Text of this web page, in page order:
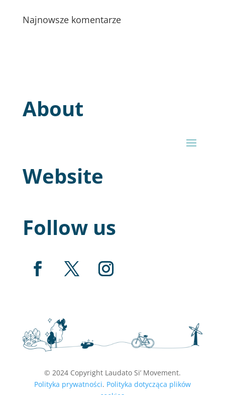
Najnowsze komentarze
About
Website
Follow us
© 2024 Copyright Laudato Si’ Movement.
Polityka prywatności. Polityka dotycząca plików